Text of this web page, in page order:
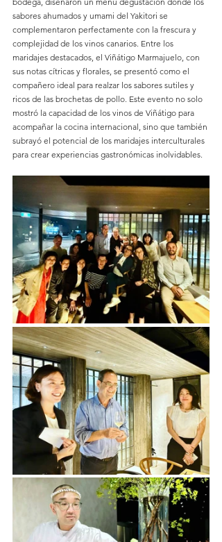
sabores ahumados y umami del Yakitori se
complementaron perfectamente con la frescura y
complejidad de los vinos canarios. Entre los
maridajes destacados, el Viñátigo Marmajuelo, con
sus notas cítricas y florales, se presentó como el
compañero ideal para realzar los sabores sutiles y
ricos de las brochetas de pollo. Este evento no solo
mostró la capacidad de los vinos de Viñátigo para
acompañar la cocina internacional, sino que también
subrayó el potencial de los maridajes interculturales
para crear experiencias gastronómicas inolvidables.